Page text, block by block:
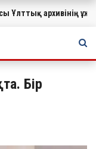
Ұлттық
Бір